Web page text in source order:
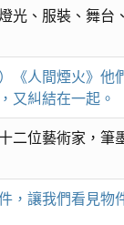
光、服裝、舞台
《人間煙火》
又糾結在一起。
二位藝術家，
，讓我們看見